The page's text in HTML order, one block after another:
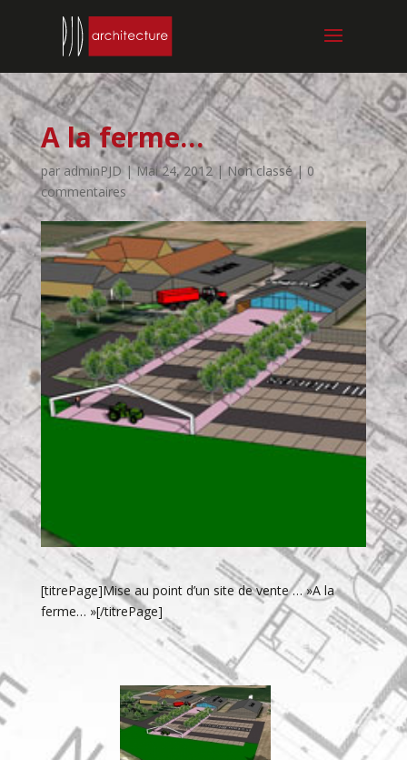
A la ferme…
par adminPJD|Mai 24, 2012| Non classé | 0
commentaires
[titrePage]Mise au point d’un site de vente … »A la
ferme… »[/titrePage]